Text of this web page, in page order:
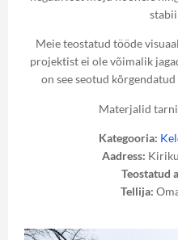
Meie teostatud tööde
projektist ei ole võimalik
on see seotud
Materjalid
Kategooria:
Aadress:
Teostatud
Tellija: